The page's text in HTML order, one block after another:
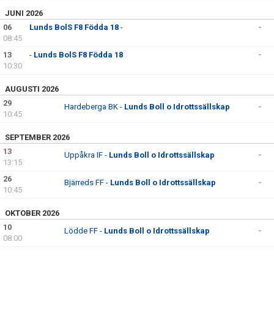
JUNI 2026
06
08:45
Lunds BolS F8 Födda 18 - -
13
10:30
- Lunds BolS F8 Födda 18 -
AUGUSTI 2026
29
10:45
Hardeberga BK - Lunds Boll o Idrottssällskap -
SEPTEMBER 2026
13
13:15
Uppåkra IF - Lunds Boll o Idrottssällskap -
26
10:45
Bjärreds FF - Lunds Boll o Idrottssällskap -
OKTOBER 2026
10
08:00
Lödde FF - Lunds Boll o Idrottssällskap -